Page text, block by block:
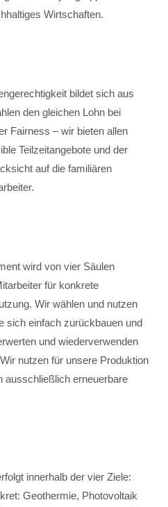
Wirtschaften.
bildet sich aus
den gleichen Lohn bei
Fairness – wir bieten allen
Teilzeitangebote und der
auf die familiären
wird von vier Säulen
für konkrete
Wir wählen und nutzen
sich einfach zurückbauen und
und wiederverwenden
nutzen für unsere Produktion
ausschließlich erneuerbare
innerhalb der vier Ziele:
Geothermie, Photovoltaik